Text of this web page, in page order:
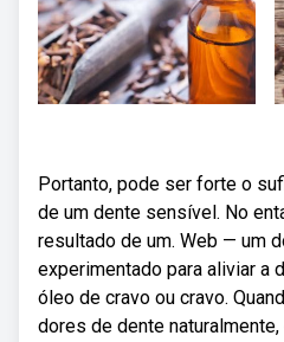
Portanto, pode ser forte o
de um dente sensível. No
resultado de um. Web — um
experimentado para aliviar a
óleo de cravo ou cravo.
dores de dente